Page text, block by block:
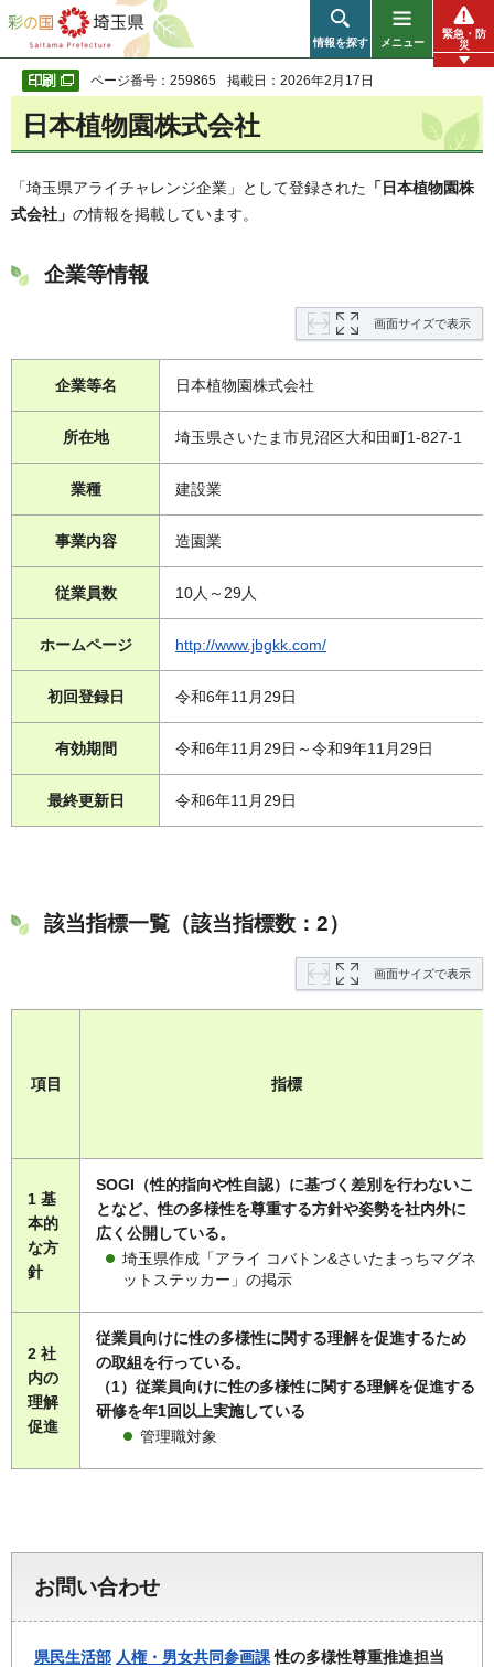
彩の国 埼玉県
情報を探す メニュー
緊急・防
災
ページ番号：259865 掲載日：2026年2月17日
日本植物園株式会社
「埼玉県アライチャレンジ企業」として登録された 「日本植物園株
式会社」 の情報を掲載しています。
企業等情報
画面サイズで表示
企業等名 日本植物園株式会社
所在地 埼玉県さいたま市見沼区大和田町1-827-1
業種 建設業
事業内容 造園業
従業員数 10人～29人
ホームページ http://www.jbgkk.com/
初回登録日 令和6年11月29日
有効期間 令和6年11月29日～令和9年11月29日
最終更新日 令和6年11月29日
該当指標一覧（該当指標数：2）
画面サイズで表示
項目 指標
1 基
本的
な方
針
SOGI（性的指向や性自認）に基づく差別を行わないこ
となど、性の多様性を尊重する方針や姿勢を社内外に
広く公開している。
埼玉県作成「アライ コバトン&さいたまっちマグネ
ットステッカー」の掲示
2 社
内の
理解
促進
従業員向けに性の多様性に関する理解を促進するため
の取組を行っている。
（1）従業員向けに性の多様性に関する理解を促進する
研修を年1回以上実施している
管理職対象
お問い合わせ
県民生活部 人権・男女共同参画課性の多様性尊重推進担当